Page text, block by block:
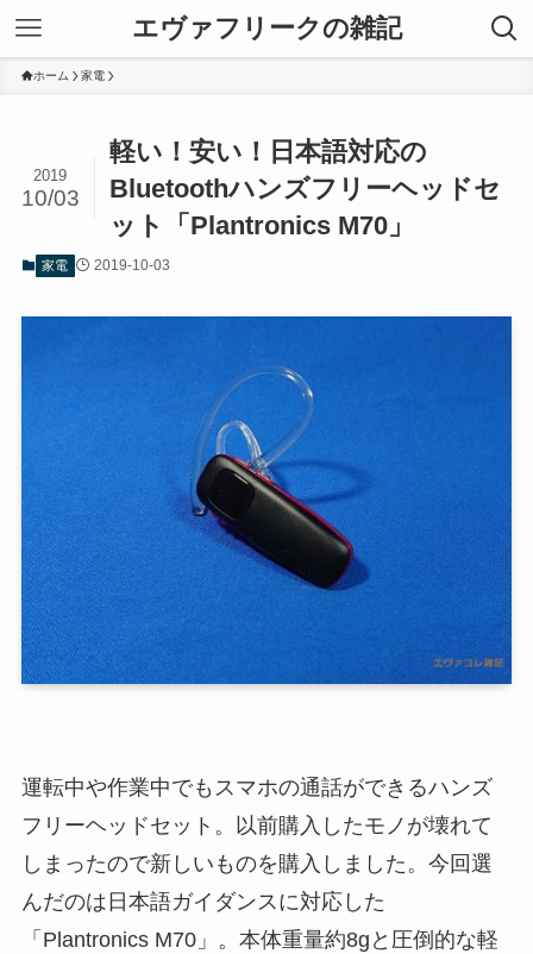
エヴァフリークの雑記
ホーム 家電
軽い！安い！日本語対応の
Bluetoothハンズフリーヘッドセ
ット「Plantronics M70」
2019
10/03
家電 2019-10-03
運転中や作業中でもスマホの通話ができるハンズ
フリーヘッドセット。以前購入したモノが壊れて
しまったので新しいものを購入しました。今回選
んだのは日本語ガイダンスに対応した
「Plantronics M70」。本体重量約8gと圧倒的な軽